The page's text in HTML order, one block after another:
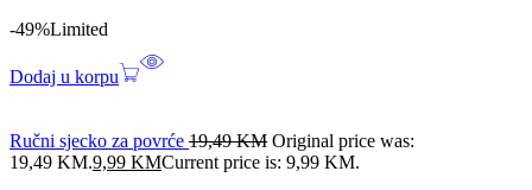
-49%Limited
Dodaj u korpu
Ručni sjecko za povrće 19,49KM Original price was:
19,49 KM.9,99 KMCurrent price is: 9,99 KM.